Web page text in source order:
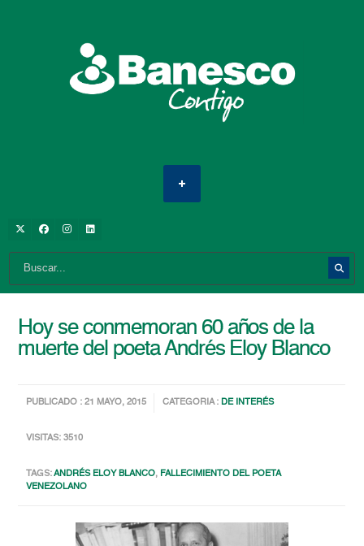
Hoy se conmemoran 60 años de la
muerte del poeta Andrés Eloy Blanco
PUBLICADO : 21 MAYO, 2015 CATEGORIA :DE INTERÉS
VISITAS: 3510
TAGS:ANDRÉS ELOY BLANCO, FALLECIMIENTO DEL POETA
VENEZOLANO